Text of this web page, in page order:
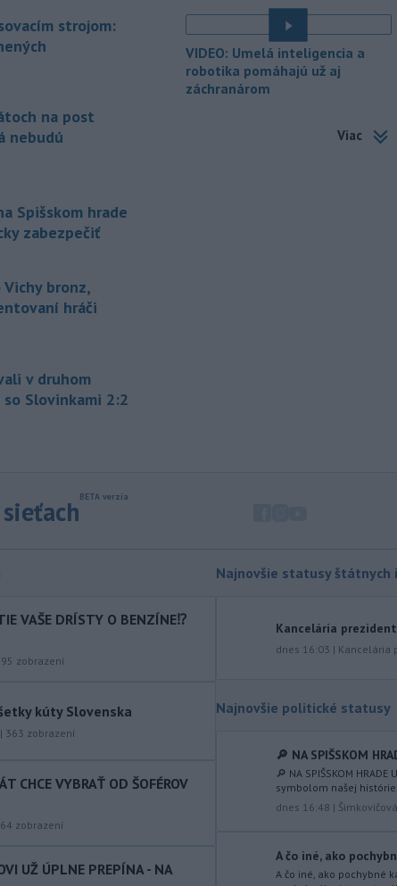
strojom:
na post
nebudú
Spišskom hrade
zabezpečiť
bronz,
hráči
v druhom
Slovinkami 2:2
inému národu treba odsúdiť v zárodku.
Na sociálnej sieti to v reakcii na útok
cudzincov v Nitre uviedol prezident
SR Peter Pellegrini.
rozhodnúť o novom
horúčavy a nedostatok pitnej vody
Čaj a Vyšný Čaj v okrese Košice-okolie.
hudobného festivalu
Lovestream na starom letisku v
organizácia MHD v oblasti Vajnôr.
10:44
Slovenský futbalista Lukáš
Haraslín môže v najbližšom období
portálu isport.cz zaujíma
saudskoarabský Al-Fateh.
VIDEO: Umelá inteligencia a
robotika pomáhajú už aj
záchranárom
Viac
VAŠE DRÍSTY O BENZÍNE⁉️
zobrazení
kúty Slovenska
| 363 zobrazení
CHCE VYBRAŤ OD ŠOFÉROV
zobrazení
UŽ ÚPLNE PREPÍNA - NA
Najnovšie statusy štátnych
Kancelária
dnes 16:03 | Kancelária
Najnovšie politické statusy
🔎 NA SPIŠSKOM
🔎 NA SPIŠSKOM HRADE
symbolom našej
dnes 16:48 |
A čo iné, ako
A čo iné, ako pochybné